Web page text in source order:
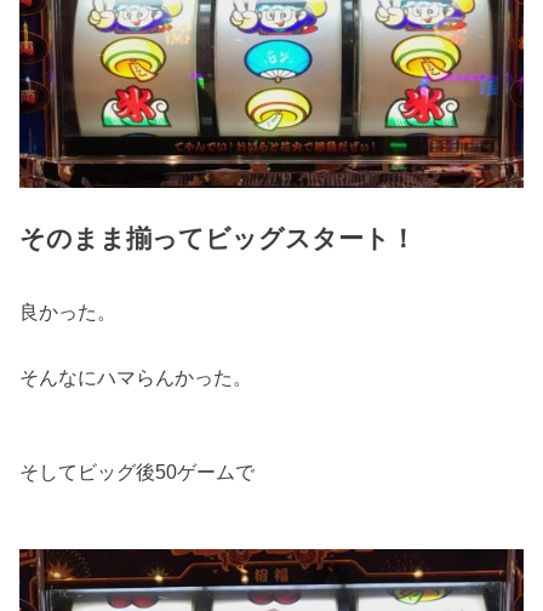
そのまま揃ってビッグスタート！
良かった。
そんなにハマらんかった。
そしてビッグ後50ゲームで